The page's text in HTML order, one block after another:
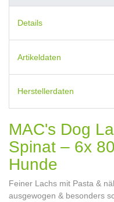
Details
Artikeldaten
Herstellerdaten
MAC's Dog
Spinat – 6x
Hunde
Feiner Lachs mit Pasta &
ausgewogen & besonders